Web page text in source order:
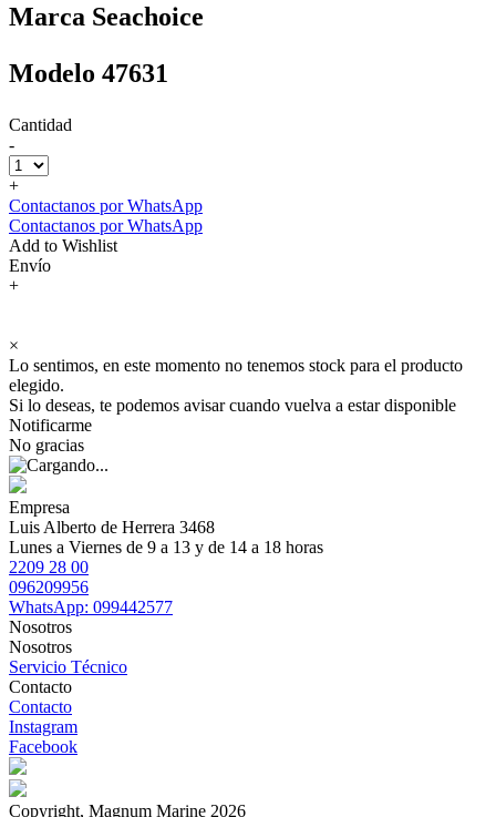
Marca Seachoice
Modelo 47631
Cantidad
-
+
Contactanos por WhatsApp
Contactanos por WhatsApp
Add to Wishlist
Envío
+
×
Lo sentimos, en este momento no tenemos stock para el producto
elegido.
Si lo deseas, te podemos avisar cuando vuelva a estar disponible
Notificarme
No gracias
Empresa
Luis Alberto de Herrera 3468
Lunes a Viernes de 9 a 13 y de 14 a 18 horas
2209 28 00
096209956
WhatsApp: 099442577
Nosotros
Nosotros
Servicio Técnico
Contacto
Contacto
Instagram
Facebook
Copyright, Magnum Marine 2026